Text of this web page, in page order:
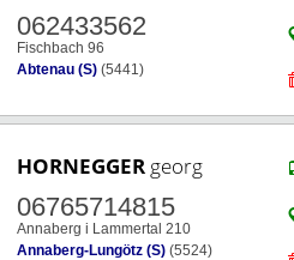
062433562
Fischbach 96
Abtenau (S) (5441)
HORNEGGER georg
06765714815
Annaberg i Lammertal 210
Annaberg-Lungötz (S) (5524)